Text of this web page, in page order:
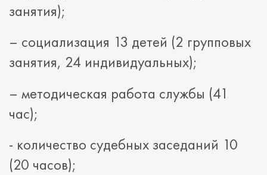
занятия);
– социализация 13 детей (2 групповых
занятия, 24 индивидуальных);
– методическая работа службы (41
час);
- количество судебных заседаний 10
(20 часов);